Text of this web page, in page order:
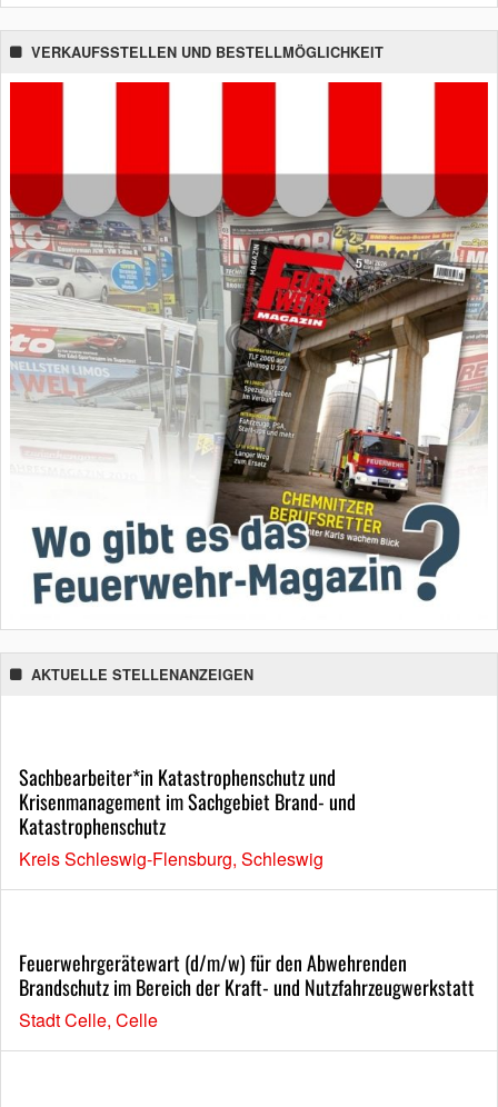
VERKAUFSSTELLEN UND BESTELLMÖGLICHKEIT
AKTUELLE STELLENANZEIGEN
Sachbearbeiter*in Katastrophenschutz und
Krisenmanagement im Sachgebiet Brand- und
Katastrophenschutz
Kreis Schleswig-Flensburg, Schleswig
Feuerwehrgerätewart (d/m/w) für den Abwehrenden
Brandschutz im Bereich der Kraft- und Nutzfahrzeugwerkstatt
Stadt Celle, Celle